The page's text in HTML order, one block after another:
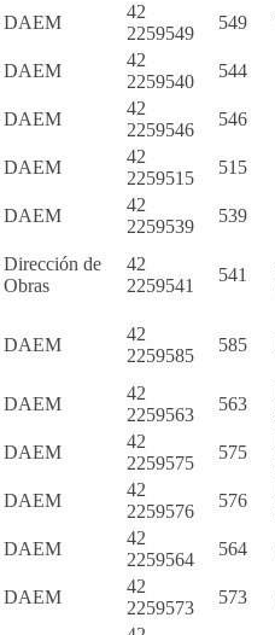
DAEM
42
2259549
549
DAEM
42
2259540
544
DAEM
42
2259546
546
DAEM
42
2259515
515
DAEM
42
2259539
539
Dirección de
Obras
42
2259541
541
DAEM
42
2259585
585
DAEM
42
2259563
563
DAEM
42
2259575
575
DAEM
42
2259576
576
DAEM
42
2259564
564
DAEM
42
2259573
573